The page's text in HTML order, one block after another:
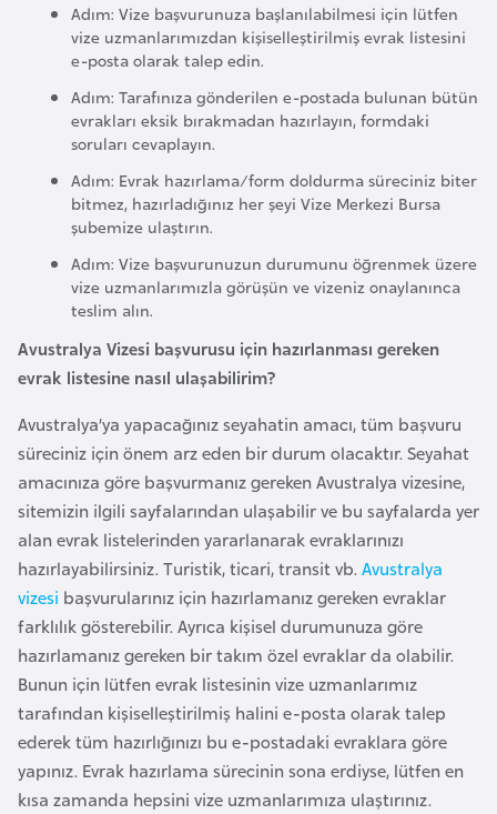
Adım: Vize başvurunuza başlanılabilmesi için lütfen
vize uzmanlarımızdan kişiselleştirilmiş evrak listesini
e-posta olarak talep edin.
Adım: Tarafınıza gönderilen e-postada bulunan bütün
evrakları eksik bırakmadan hazırlayın, formdaki
soruları cevaplayın.
Adım: Evrak hazırlama/form doldurma süreciniz biter
bitmez, hazırladığınız her şeyi Vize Merkezi Bursa
şubemize ulaştırın.
Adım: Vize başvurunuzun durumunu öğrenmek üzere
vize uzmanlarımızla görüşün ve vizeniz onaylanınca
teslim alın.
Avustralya Vizesi başvurusu için hazırlanması gereken
evrak listesine nasıl ulaşabilirim?
Avustralya’ya yapacağınız seyahatin amacı, tüm başvuru
süreciniz için önem arz eden bir durum olacaktır. Seyahat
amacınıza göre başvurmanız gereken Avustralya vizesine,
sitemizin ilgili sayfalarından ulaşabilir ve bu sayfalarda yer
alan evrak listelerinden yararlanarak evraklarınızı
hazırlayabilirsiniz. Turistik, ticari, transit vb. Avustralya
vizesi başvurularınız için hazırlamanız gereken evraklar
farklılık gösterebilir. Ayrıca kişisel durumunuza göre
hazırlamanız gereken bir takım özel evraklar da olabilir.
Bunun için lütfen evrak listesinin vize uzmanlarımız
tarafından kişiselleştirilmiş halini e-posta olarak talep
ederek tüm hazırlığınızı bu e-postadaki evraklara göre
yapınız. Evrak hazırlama sürecinin sona erdiyse, lütfen en
kısa zamanda hepsini vize uzmanlarımıza ulaştırınız.
B
e
n
i
n
H